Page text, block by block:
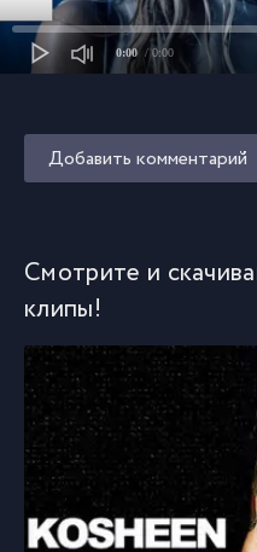
0:00 / 0:00
Добавить комментарий
Смотрите и
клипы!